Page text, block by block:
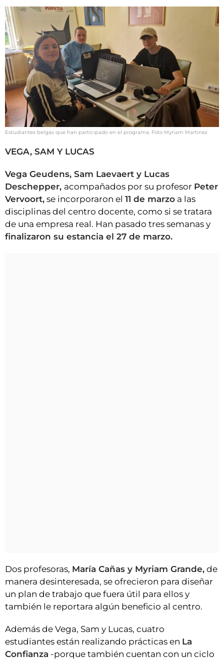
Estudiantes belgas que han participado en el programa. Foto Myriam Martinez
VEGA, SAM Y LUCAS
Vega Geudens, Sam Laevaert y Lucas
Deschepper, acompañados por su profesor Peter
Vervoort, se incorporaron el 11 de marzo a las
disciplinas del centro docente, como si se tratara
de una empresa real. Han pasado tres semanas y
finalizaron su estancia el 27 de marzo.
Dos profesoras, María Cañas y Myriam Grande, de
manera desinteresada, se ofrecieron para diseñar
un plan de trabajo que fuera útil para ellos y
también le reportara algún beneficio al centro.
Además de Vega, Sam y Lucas, cuatro
estudiantes están realizando prácticas en La
Confianza -porque también cuentan con un ciclo